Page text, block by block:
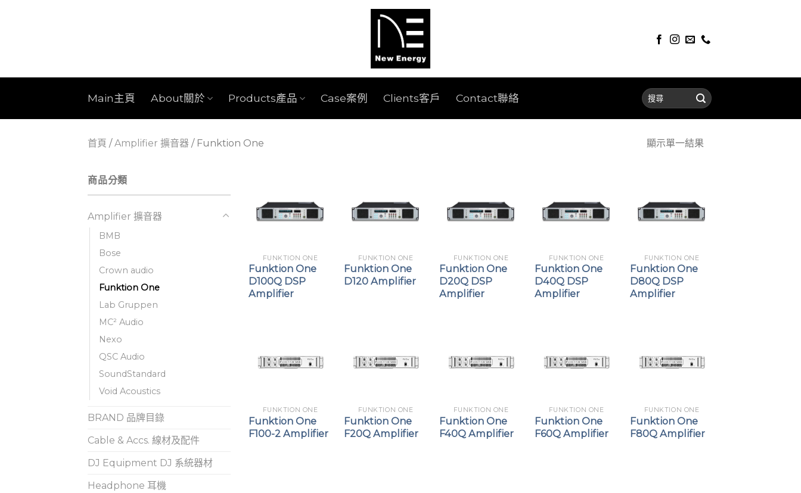
Main主頁 About關於 Products產品 Case案例 Clients客戶 Contact聯絡
首頁 /Amplifier 擴音器 / Funktion One 顯示單一結果
商品分類
Amplifier 擴音器
BMB
Bose
Crown audio
Funktion One
Lab Gruppen
MC² Audio
Nexo
QSC Audio
SoundStandard
Void Acoustics
BRAND 品牌目錄
Cable & Accs. 線材及配件
DJ Equipment DJ 系統器材
Headphone 耳機
FUNKTION ONE
Funktion One
D100Q DSP
Amplifier
FUNKTION ONE
Funktion One
D120 Amplifier
FUNKTION ONE
Funktion One
D20Q DSP
Amplifier
FUNKTION ONE
Funktion One
D40Q DSP
Amplifier
FUNKTION ONE
Funktion One
D80Q DSP
Amplifier
FUNKTION ONE
Funktion One
F100-2 Amplifier
FUNKTION ONE
Funktion One
F20Q Amplifier
FUNKTION ONE
Funktion One
F40Q Amplifier
FUNKTION ONE
Funktion One
F60Q Amplifier
FUNKTION ONE
Funktion One
F80Q Amplifier